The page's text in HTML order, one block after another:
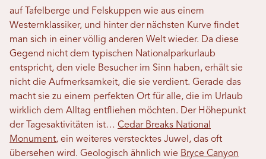
auf Tafelberge und Felskuppen wie aus einem
Westernklassiker, und hinter der nächsten Kurve findet
man sich in einer völlig anderen Welt wieder. Da diese
Gegend nicht dem typischen Nationalparkurlaub
entspricht, den viele Besucher im Sinn haben, erhält sie
nicht die Aufmerksamkeit, die sie verdient. Gerade das
macht sie zu einem perfekten Ort für alle, die im Urlaub
wirklich dem Alltag entfliehen möchten. Der Höhepunkt
der Tagesaktivitäten ist… Cedar Breaks National
Monument, ein weiteres verstecktes Juwel, das oft
übersehen wird. Geologisch ähnlich wie Bryce Canyon